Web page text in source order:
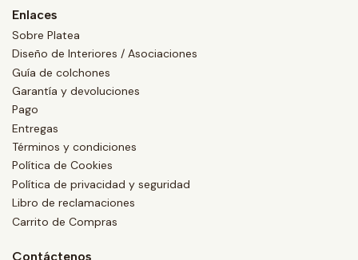
Enlaces
Sobre Platea
Diseño de Interiores / Asociaciones
Guía de colchones
Garantía y devoluciones
Pago
Entregas
Términos y condiciones
Política de Cookies
Política de privacidad y seguridad
Libro de reclamaciones
Carrito de Compras
Contáctenos